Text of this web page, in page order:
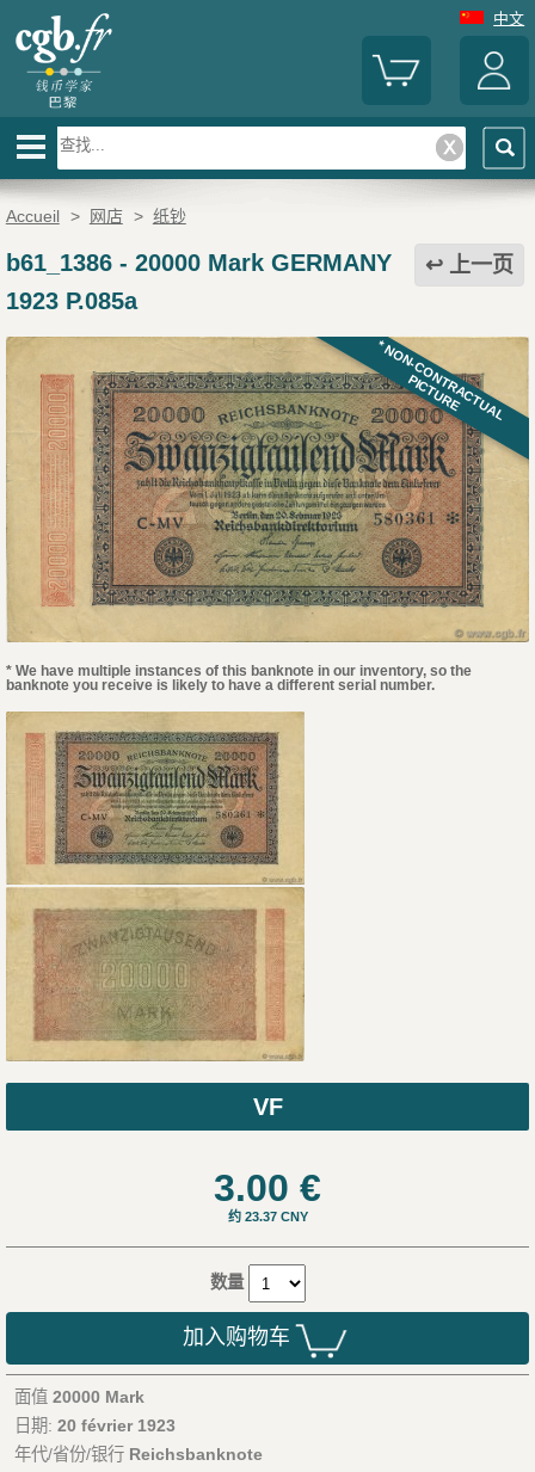
中文
Accueil > 网店 > 纸钞
上一页
b61_1386- 20000 Mark GERMANY
1923 P.085a
* NON-CONTRACTUAL
PICTURE
* We have multiple instances of this banknote in our inventory, so the
banknote you receive is likely to have a different serial number.
VF
3.00 €
约 23.37 CNY
数量
加入购物车
面值 20000 Mark
日期: 20 février 1923
年代/省份/银行 Reichsbanknote